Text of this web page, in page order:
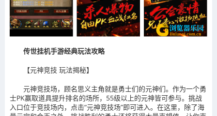
传世挂机手游经典玩法攻略
【元神竞技 玩法揭秘】
元神竞技场，顾名思义主角就是勇士们的元神们。作为一个勇
士PK赢取道具提升排名的场所，55级以上的元神皆可参与。挑战
入口位于竞技场内，点击“元神竞技场”即可进入。在这里，除了海